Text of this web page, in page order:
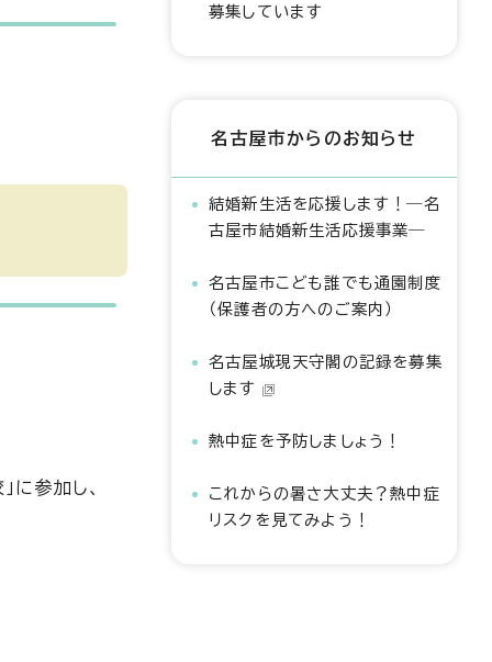
参加し、
募集しています
名古屋市からのお知らせ
結婚新生活を応援します！―名
古屋市結婚新生活応援事業―
名古屋市こども誰でも通園制度
（保護者の方へのご案内）
名古屋城現天守閣の記録を募集
します
熱中症を予防しましょう！
これからの暑さ大丈夫？熱中症
リスクを見てみよう！